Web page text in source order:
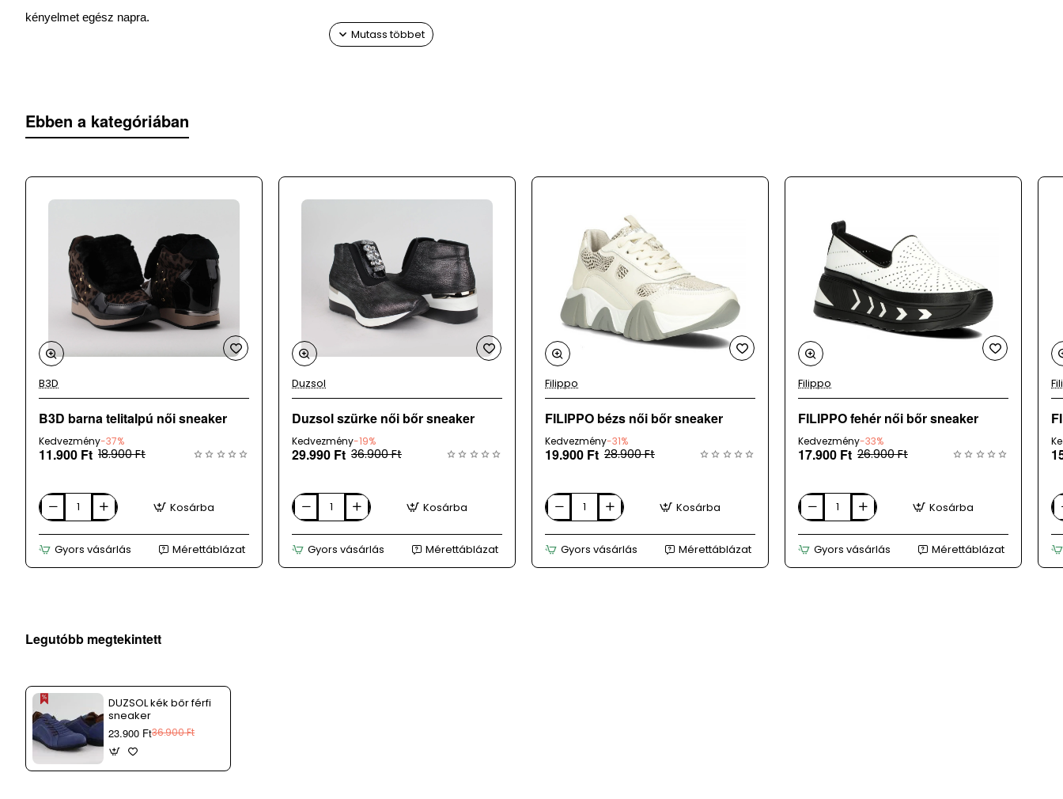
kényelmet egész napra.
Származási hely : Lengyelország
Kérjük, vedd figyelembe, hogy a DUZSOL férfi cipők nagyobb méretezésűek, így ajánlott a szokásosnál egy mérettel kisebbet
rendelni.
A webáruházunk mellett üzletként is működünk, az adatok 24 óránként kerülnek frissítésre, így ritkán, de előfordulhat, hogy a
megrendelt terméket időközben eladtuk.
Ebben a kategóriában
B3D
B3D barna telitalpú női sneaker
Kedvezmény-37%
11.900 Ft 18.900 Ft
B3D
barna
telitalpú
női
Kosárba
Gyors vásárlás Mérettáblázat
Duzsol
Duzsol szürke női bőr sneaker
Kedvezmény-19%
29.990 Ft 36.900 Ft
Duzsol
szürke
női
bőr
Kosárba
Gyors vásárlás Mérettáblázat
Filippo
FILIPPO bézs női bőr sneaker
Kedvezmény-31%
19.900 Ft 28.900 Ft
FILIPPO
bézs
női
bőr
Kosárba
Gyors vásárlás Mérettáblázat
Filippo
FILIPPO fehér női bőr sneaker
Kedvezmény-33%
17.900 Ft 26.900 Ft
FILIPPO
fehér
női
bőr
Kosárba
Gyors vásárlás Mérettáblázat
Legutóbb megtekintett
DUZSOL kék bőr férfi
sneaker
23.900 Ft36.900 Ft